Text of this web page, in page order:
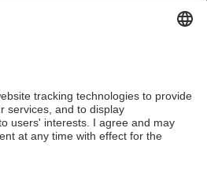
Orte und Räume der Health
Theorie der Prax ...